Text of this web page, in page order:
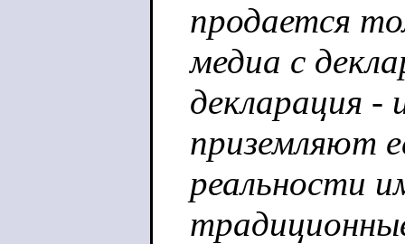
продается
медиа с
декларация -
приземляют
реальности